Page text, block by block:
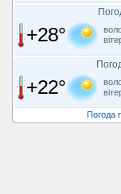
+28°
+22°
Погода